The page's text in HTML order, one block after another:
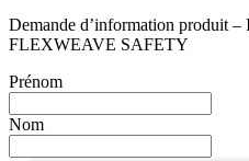
Demande d’information produit
FLEXWEAVE SAFETY
Prénom
Nom